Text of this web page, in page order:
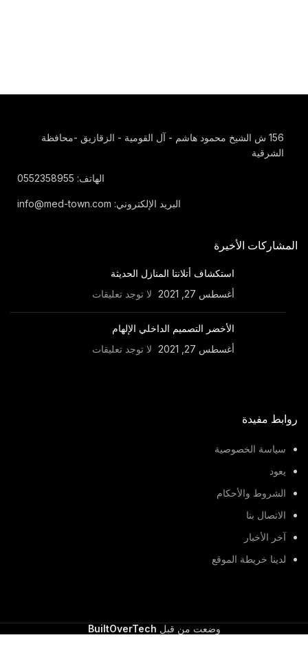
156 ش الشيخ محمود هاشم - آل القومية - الزقازيق -محافظة
الشرقية
الهاتف: 0552358955
البريد الإلكتروني: info@med-town.com
المشاركات الأخيرة
استكشاف أتلانتا المنازل الحديثة
أغسطس 27, 2021 لا توجد تعليقات
الأخضر التصميم الداخلي الإلهام
أغسطس 27, 2021 لا توجد تعليقات
روابط مفيدة
سياسة الخصوصية
يعود
الشروط والأحكام
الاتصال بنا
آخر الأخبار
لدينا خريطة الموقع
وضعت من قبل BuiltOverTech